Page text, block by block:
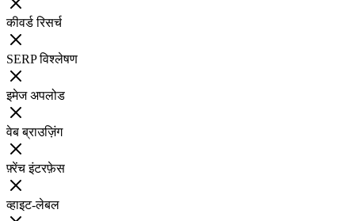
कीवर्ड रिसर्च
SERP विश्लेषण
इमेज अपलोड
वेब ब्राउज़िंग
फ़्रेंच इंटरफ़ेस
व्हाइट-लेबल